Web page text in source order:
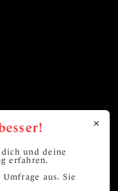
und deine
erfahren.
aus. Sie